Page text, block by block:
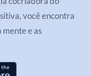
você encontra
e as